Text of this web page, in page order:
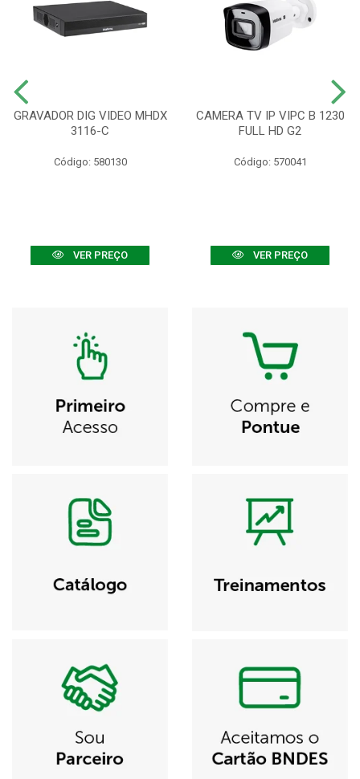
GRAVADOR DIG VIDEO MHDX
3116-C
Código: 580130
VER PREÇO
CAMERA TV IP VIPC B 1230
FULL HD G2
Código: 570041
VER PREÇO